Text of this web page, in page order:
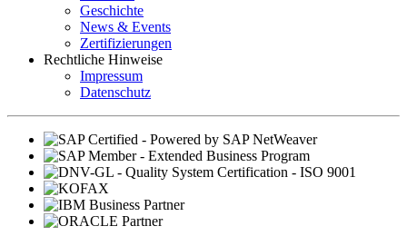
Geschichte
News & Events
Zertifizierungen
Rechtliche Hinweise
Impressum
Datenschutz